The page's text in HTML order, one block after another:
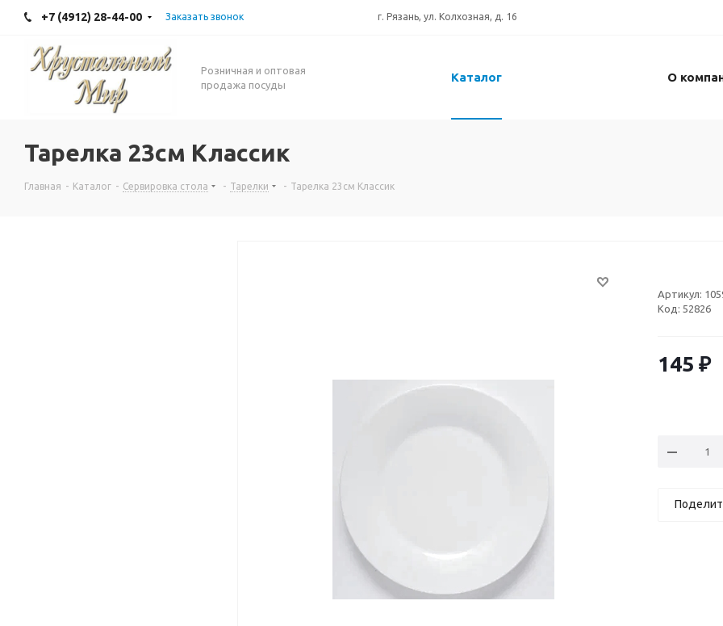
+7 (4912) 28-44-00 Заказать звонок г. Рязань, ул. Колхозная, д. 16
Розничная и оптовая
продажа посуды
Каталог О
Тарелка 23см Классик
Главная - Каталог - Сервировка стола - Тарелки - Тарелка 23см Классик
Артикул:
Код: 52826
145 ₽